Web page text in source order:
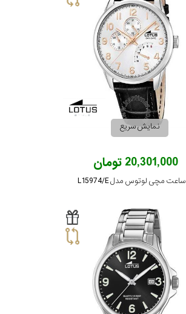
نمایش سریع
20,301,000 تومان
ساعت مچی لوتوس مدل L15974/E